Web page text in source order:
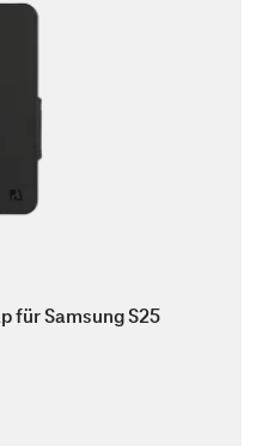
für Samsung S25